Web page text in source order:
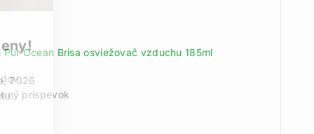
Pur Ocean Brisa osviežovač vzduchu 185ml
2026
príspevok